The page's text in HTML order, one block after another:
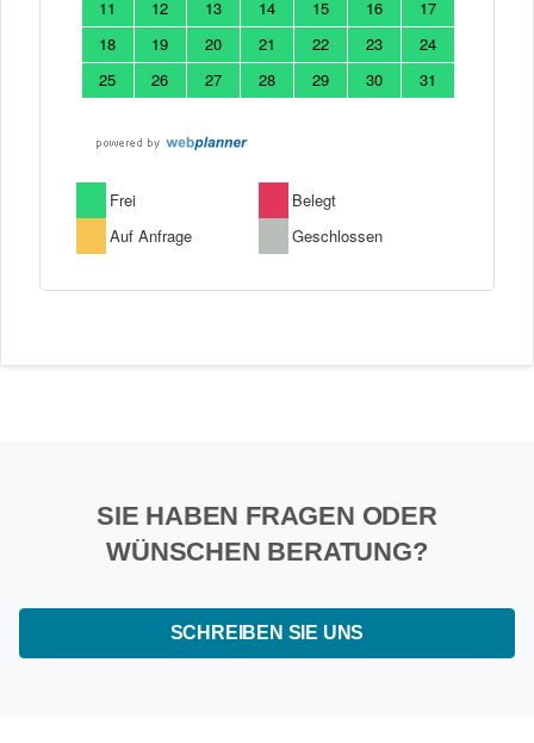
SIE HABEN FRAGEN ODER
WÜNSCHEN BERATUNG?
SCHREIBEN SIE UNS